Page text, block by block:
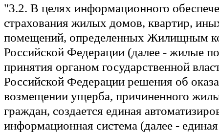
"3.2. В целях информационного
страхования жилых домов, квартир,
помещений, определенных Жилищным
Российской Федерации (далее - жилые
принятия органом государственной
Российской Федерации решения об
возмещении ущерба, причиненного
граждан, создается единая
информационная система (далее - единая